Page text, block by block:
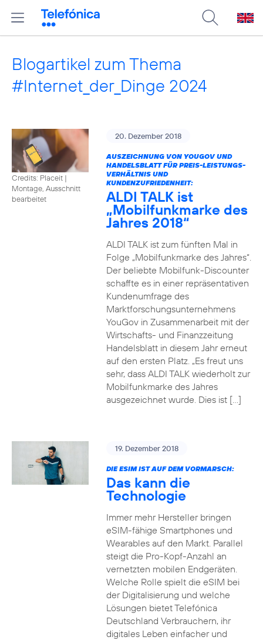
Blogartikel zum Thema
#Internet_der_Dinge 2024
Credits: Placeit |
Montage, Ausschnitt
bearbeitet
20. Dezember 2018
AUSZEICHNUNG VON YOUGOV UND
HANDELSBLATT FÜR PREIS-LEISTUNGS-
VERHÄLTNIS UND
KUNDENZUFRIEDENHEIT:
ALDI TALK ist
„Mobilfunkmarke des
Jahres 2018“
ALDI TALK ist zum fünften Mal in
Folge „Mobilfunkmarke des Jahres“.
Der beliebte Mobilfunk-Discounter
schaffte es in einer repräsentativen
Kundenumfrage des
Marktforschungsunternehmens
YouGov in Zusammenarbeit mit der
Wirtschafts- und Finanzzeitung
Handelsblatt in diesem Jahr erneut
auf den ersten Platz. „Es freut uns
sehr, dass ALDI TALK wiederholt zur
Mobilfunkmarke des Jahres
ausgezeichnet wurde. Dies ist […]
19. Dezember 2018
DIE ESIM IST AUF DEM VORMARSCH:
Das kann die
Technologie
Immer mehr Hersteller bringen
eSIM-fähige Smartphones und
Wearables auf den Markt. Parallel
steigt die Pro-Kopf-Anzahl an
vernetzten mobilen Endgeräten.
Welche Rolle spielt die eSIM bei
der Digitalisierung und welche
Lösungen bietet Telefónica
Deutschland Verbrauchern, ihr
digitales Leben einfacher und